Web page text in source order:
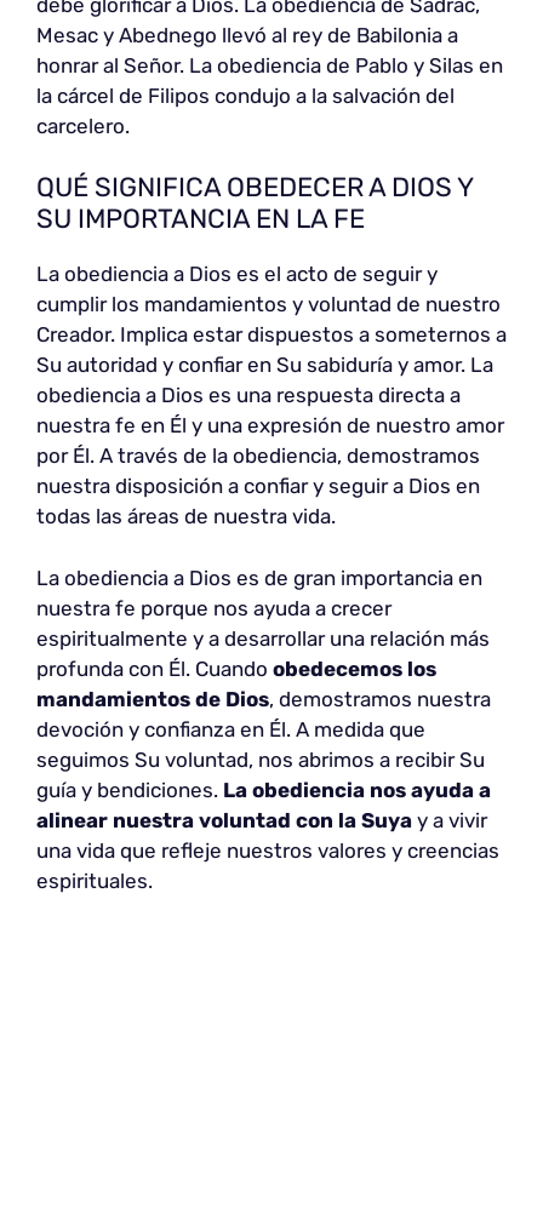
Mesac y Abednego llevó al rey de Babilonia a
honrar al Señor. La obediencia de Pablo y Silas en
la cárcel de Filipos condujo a la salvación del
carcelero.
QUÉ SIGNIFICA OBEDECER A DIOS Y
SU IMPORTANCIA EN LA FE
La obediencia a Dios es el acto de seguir y
cumplir los mandamientos y voluntad de nuestro
Creador. Implica estar dispuestos a someternos a
Su autoridad y confiar en Su sabiduría y amor. La
obediencia a Dios es una respuesta directa a
nuestra fe en Él y una expresión de nuestro amor
por Él. A través de la obediencia, demostramos
nuestra disposición a confiar y seguir a Dios en
todas las áreas de nuestra vida.
La obediencia a Dios es de gran importancia en
nuestra fe porque nos ayuda a crecer
espiritualmente y a desarrollar una relación más
profunda con Él. Cuando obedecemos los
mandamientos de Dios, demostramos nuestra
devoción y confianza en Él. A medida que
seguimos Su voluntad, nos abrimos a recibir Su
guía y bendiciones. La obediencia nos ayuda a
alinear nuestra voluntad con la Suya y a vivir
una vida que refleje nuestros valores y creencias
espirituales.